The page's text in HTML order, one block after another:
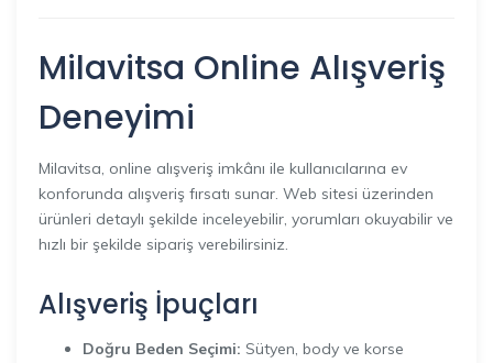
Milavitsa Online Alışveriş
Deneyimi
Milavitsa, online alışveriş imkânı ile kullanıcılarına ev
konforunda alışveriş fırsatı sunar. Web sitesi üzerinden
ürünleri detaylı şekilde inceleyebilir, yorumları okuyabilir ve
hızlı bir şekilde sipariş verebilirsiniz.
Alışveriş İpuçları
Doğru Beden Seçimi: Sütyen, body ve korse